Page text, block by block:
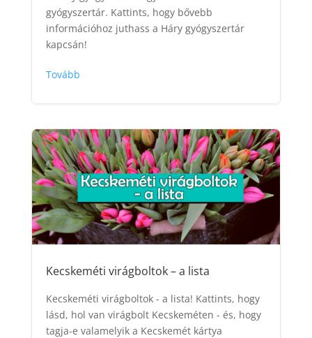
gyógyszertár. Kattints, hogy bővebb
információhoz juthass a Háry gyógyszertár
kapcsán!
Tovább
Kecskeméti virágboltok – a lista
Kecskeméti virágboltok - a lista! Kattints, hogy
lásd, hol van virágbolt Kecskeméten - és, hogy
tagja-e valamelyik a Kecskemét kártya